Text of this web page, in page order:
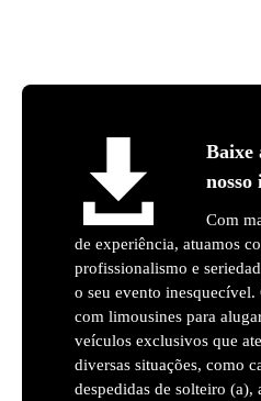
Baixe
Com
de experiência, atuamos
profissionalismo e
o seu evento inesquecível.
com limousines para
veículos exclusivos que
diversas situações, como
despedidas de solteiro (a),